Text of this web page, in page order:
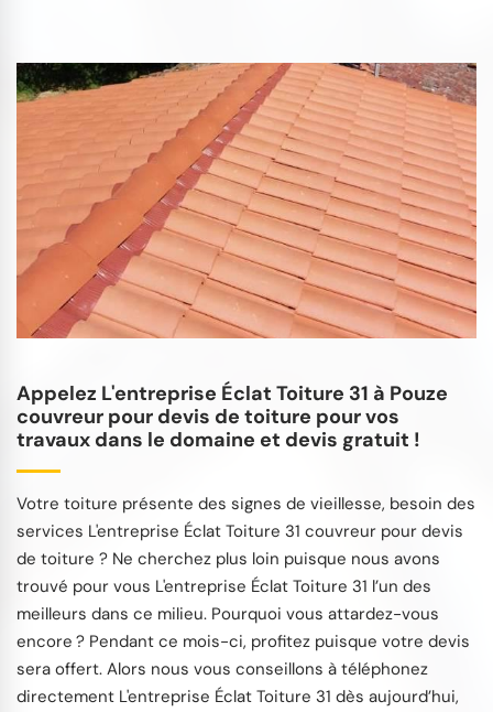
Appelez L'entreprise Éclat Toiture 31 à Pouze
couvreur pour devis de toiture pour vos
travaux dans le domaine et devis gratuit !
Votre toiture présente des signes de vieillesse, besoin des
services L'entreprise Éclat Toiture 31 couvreur pour devis
de toiture ? Ne cherchez plus loin puisque nous avons
trouvé pour vous L'entreprise Éclat Toiture 31 l’un des
meilleurs dans ce milieu. Pourquoi vous attardez-vous
encore ? Pendant ce mois-ci, profitez puisque votre devis
sera offert. Alors nous vous conseillons à téléphonez
directement L'entreprise Éclat Toiture 31 dès aujourd’hui,